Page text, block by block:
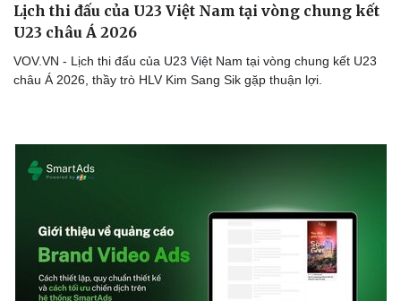
Lịch thi đấu của U23 Việt Nam tại vòng chung kết
U23 châu Á 2026
VOV.VN - Lịch thi đấu của U23 Việt Nam tại vòng chung kết U23
châu Á 2026, thầy trò HLV Kim Sang Sik gặp thuận lợi.